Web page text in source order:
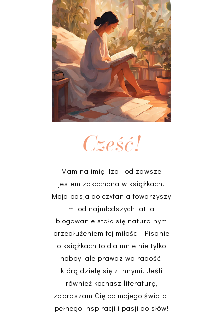
Cześć!
Mam na imię Iza i od zawsze
jestem zakochana w książkach.
Moja pasja do czytania towarzyszy
mi od najmłodszych lat, a
blogowanie stało się naturalnym
przedłużeniem tej miłości. Pisanie
o książkach to dla mnie nie tylko
hobby, ale prawdziwa radość,
którą dzielę się z innymi. Jeśli
również kochasz literaturę,
zapraszam Cię do mojego świata,
pełnego inspiracji i pasji do słów!